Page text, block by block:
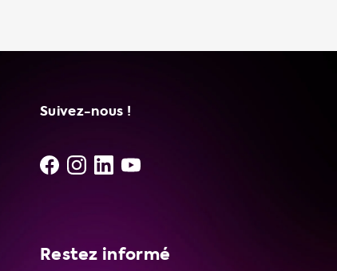
Suivez-nous !
Restez informé